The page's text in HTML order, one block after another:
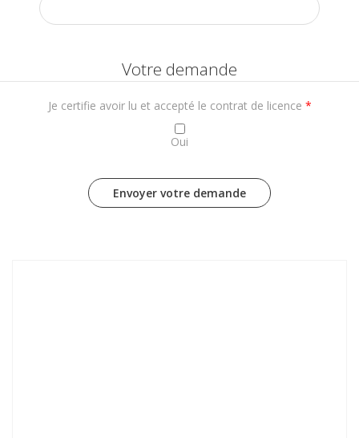
Votre demande
Je certifie avoir lu et accepté le contrat de licence *
Oui